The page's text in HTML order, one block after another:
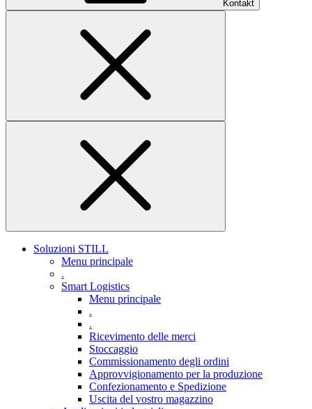
Kontakt
Soluzioni STILL
Menu principale
.
Smart Logistics
Menu principale
.
.
Ricevimento delle merci
Stoccaggio
Commissionamento degli ordini
Approvvigionamento per la produzione
Confezionamento e Spedizione
Uscita del vostro magazzino